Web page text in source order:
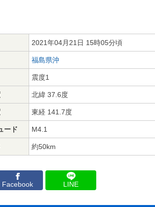
2021年04月21日 15時05分頃
福島県沖
震度1
北緯 37.6度
東経 141.7度
ード M4.1
約50km
Facebook LINE